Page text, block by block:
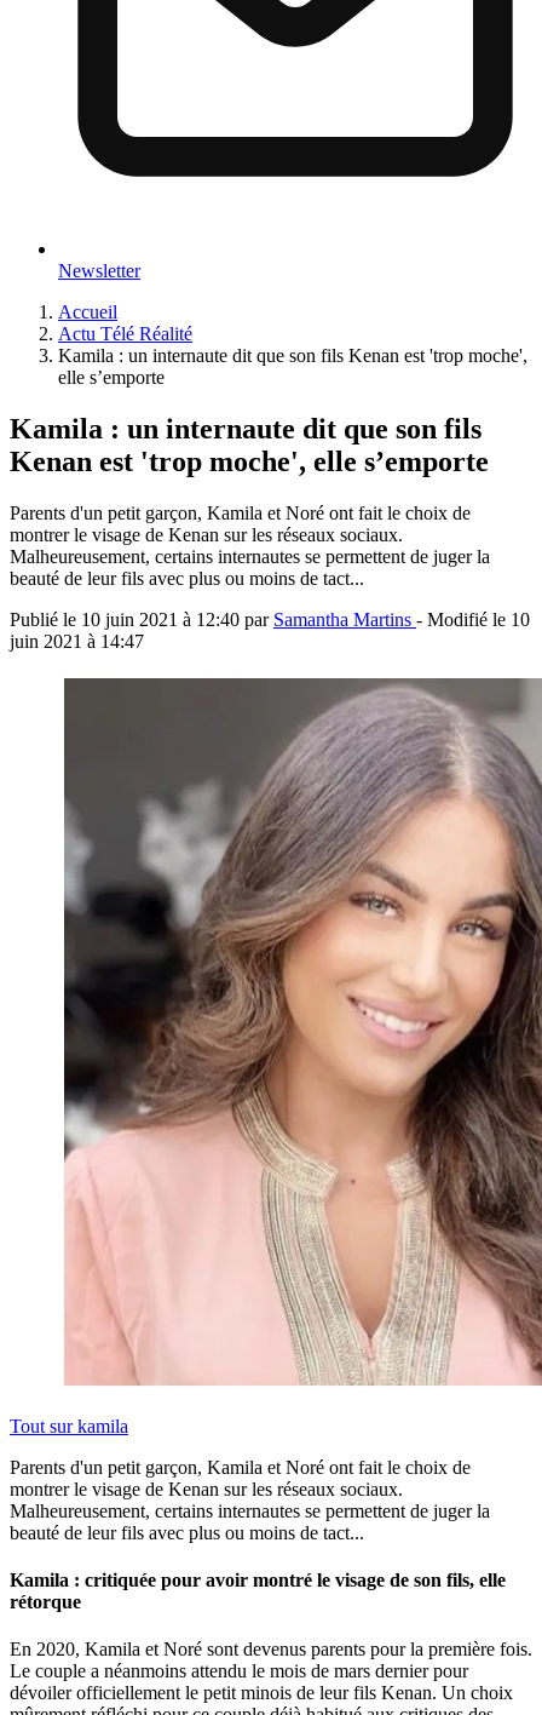
Newsletter
Accueil
Actu Télé Réalité
Kamila : un internaute dit que son fils Kenan est 'trop moche',
elle s’emporte
Kamila : un internaute dit que son fils
Kenan est 'trop moche', elle s’emporte
Parents d'un petit garçon, Kamila et Noré ont fait le choix de
montrer le visage de Kenan sur les réseaux sociaux.
Malheureusement, certains internautes se permettent de juger la
beauté de leur fils avec plus ou moins de tact...
Publié le 10 juin 2021 à 12:40 par Samantha Martins - Modifié le 10
juin 2021 à 14:47
Tout surkamila
Parents d'un petit garçon, Kamila et Noré ont fait le choix de
montrer le visage de Kenan sur les réseaux sociaux.
Malheureusement, certains internautes se permettent de juger la
beauté de leur fils avec plus ou moins de tact...
Kamila : critiquée pour avoir montré le visage de son fils, elle
rétorque
En 2020, Kamila et Noré sont devenus parents pour la première fois.
Le couple a néanmoins attendu le mois de mars dernier pour
dévoiler officiellement le petit minois de leur fils Kenan. Un choix